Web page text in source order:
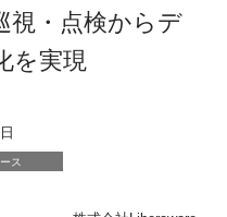
視・点検からデ
を実現
ス